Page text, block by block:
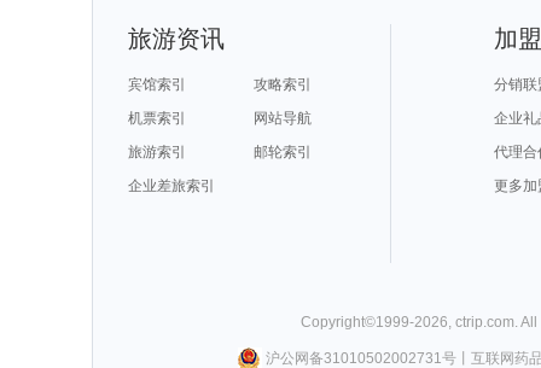
旅游资讯
宾馆索引
攻略索引
机票索引
网站导航
旅游索引
邮轮索引
企业差旅索引
加
分销联
企业礼
代理合
更多加
Copyright©1999-2026 ctrip.com .
沪公网备31010502002731号丨 互联网药